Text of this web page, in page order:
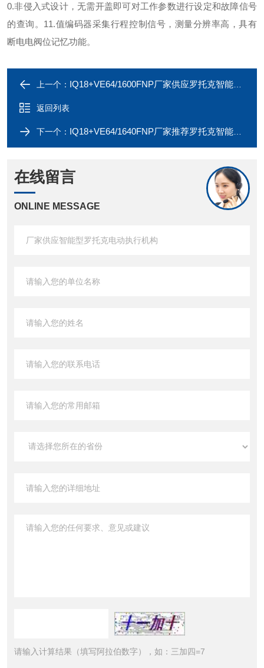
0.非侵入式设计，无需开盖即可对工作参数进行设定和故障信号
的查询。11.值编码器采集行程控制信号，测量分辨率高，具有
断电电阀位记忆功能。
上一个： IQ18+VE64/1600FNP厂家供应罗托克智能型直行程电动执行器
返回列表
下一个： IQ18+VE64/1640FNP厂家推荐罗托克智能型铝合金电动执行器
在线留言
ONLINE MESSAGE
请输入计算结果（填写阿拉伯数字），如：三加四=7